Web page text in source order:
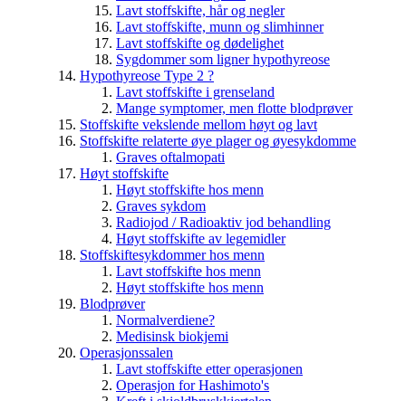
Lavt stoffskifte, hår og negler
Lavt stoffskifte, munn og slimhinner
Lavt stoffskifte og dødelighet
Sygdommer som ligner hypothyreose
Hypothyreose Type 2 ?
Lavt stoffskifte i grenseland
Mange symptomer, men flotte blodprøver
Stoffskifte vekslende mellom høyt og lavt
Stoffskifte relaterte øye plager og øyesykdomme
Graves oftalmopati
Høyt stoffskifte
Høyt stoffskifte hos menn
Graves sykdom
Radiojod / Radioaktiv jod behandling
Høyt stoffskifte av legemidler
Stoffskiftesykdommer hos menn
Lavt stoffskifte hos menn
Høyt stoffskifte hos menn
Blodprøver
Normalverdiene?
Medisinsk biokjemi
Operasjonssalen
Lavt stoffskifte etter operasjonen
Operasjon for Hashimoto's